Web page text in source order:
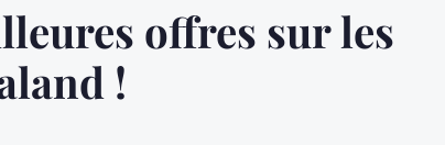
offres sur les
!